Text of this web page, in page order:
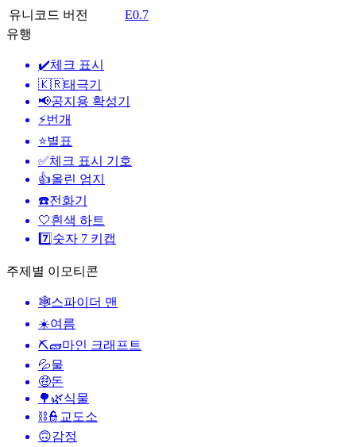
유니코드 버전
E0.7
유행
✔️체크 표시
🇰🇷태극기
📢공지용 확성기
⚡번개
⭐별표
✅체크 표시 기호
👍올린 엄지
☎️전화기
🤍흰색 하트
7️⃣ 숫자 7 키캡
주제별 이모티콘
🕸️스파이더 맨
☀️여름
⛏🧱마인 크래프트
💦물
🤑돈
🌳🌿식물
⛓️👮 교도소
🙃감정